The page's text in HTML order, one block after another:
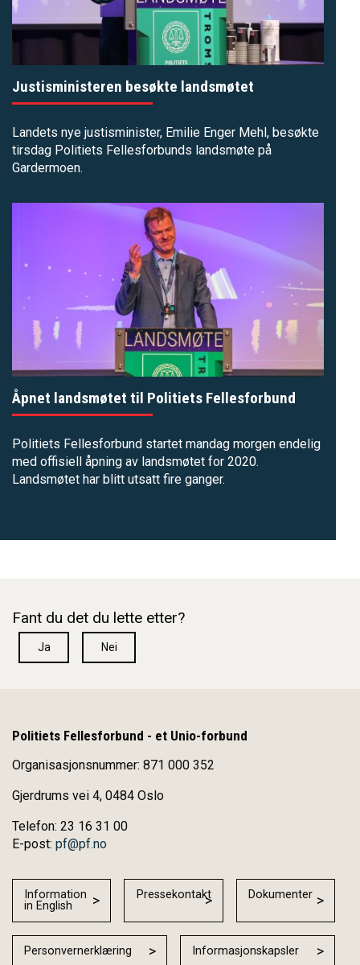
Justisministeren besøkte landsmøtet
Landets nye justisminister, Emilie Enger Mehl, besøkte
tirsdag Politiets Fellesforbunds landsmøte på
Gardermoen.
Åpnet landsmøtet til Politiets Fellesforbund
Politiets Fellesforbund startet mandag morgen endelig
med offisiell åpning av landsmøtet for 2020.
Landsmøtet har blitt utsatt fire ganger.
Fant du det du lette etter?
Ja Nei
Politiets Fellesforbund - et Unio-forbund
Organisasjonsnummer: 871 000 352
Gjerdrums vei 4, 0484 Oslo
Telefon: 23 16 31 00
E-post: pf@pf.no
Information
in English
Pressekontakt Dokumenter
Personvernerklæring Informasjonskapsler